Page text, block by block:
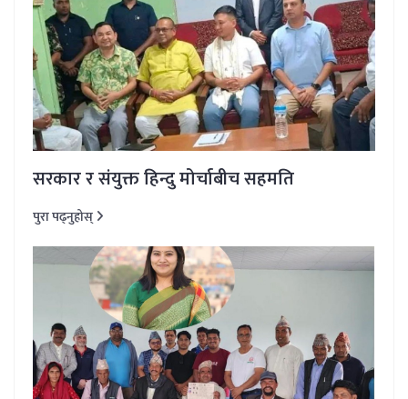
सरकार र संयुक्त हिन्दु मोर्चाबीच सहमति
पुरा पढ्नुहोस्